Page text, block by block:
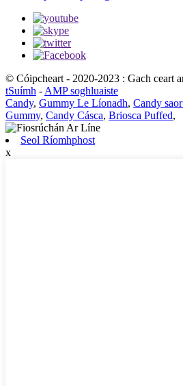
© Cóipcheart - 2020-2023 : Gach ceart
tSuímh - AMP soghluaiste
Candy, Gummy Le Líonadh, Candy
Gummy, Candy Cásca, Briosca Puffed,
Seol Ríomhphost
x